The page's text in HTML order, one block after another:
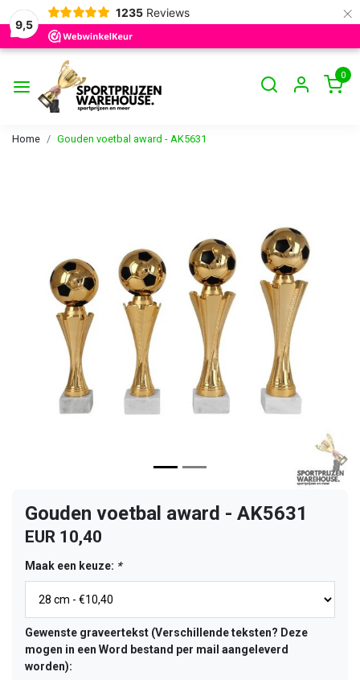
9,5
1235 Reviews ×
0
Home Gouden voetbal award - AK5631
Vorige
Gouden voetbal award - AK5631
EUR 10,40
Maak een keuze: *
Gewenste graveertekst (Verschillende teksten? Deze
mogen in een Word bestand per mail aangeleverd
worden):